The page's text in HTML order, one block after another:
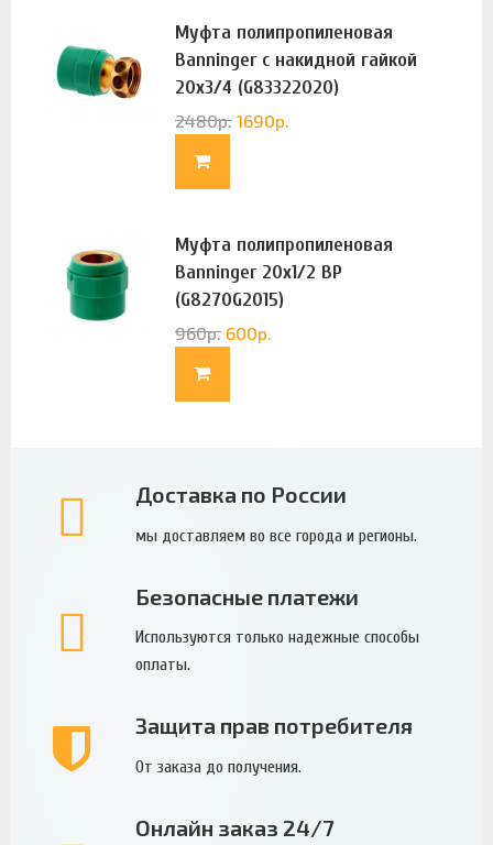
Муфта полипропиленовая
Banninger с накидной гайкой
20х3/4 (G83322020)
2480р. 1690р.
Муфта полипропиленовая
Banninger 20х1/2 ВР
(G8270G2015)
960р. 600р.
Доставка по России
мы доставляем во все города и регионы.
Безопасные платежи
Используются только надежные способы
оплаты.
Защита прав потребителя
От заказа до получения.
Онлайн заказ 24/7